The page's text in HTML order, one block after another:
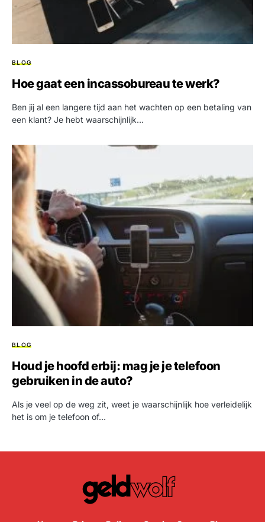
BLOG
Hoe gaat een incassobureau te werk?
Ben jij al een langere tijd aan het wachten op een betaling van
een klant? Je hebt waarschijnlijk…
BLOG
Houd je hoofd erbij: mag je je telefoon
gebruiken in de auto?
Als je veel op de weg zit, weet je waarschijnlijk hoe verleidelijk
het is om je telefoon of…